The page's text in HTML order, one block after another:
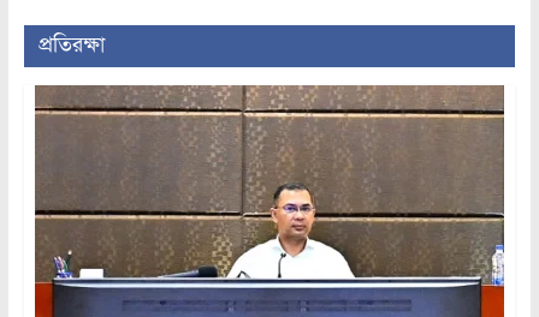
প্রতিরক্ষা